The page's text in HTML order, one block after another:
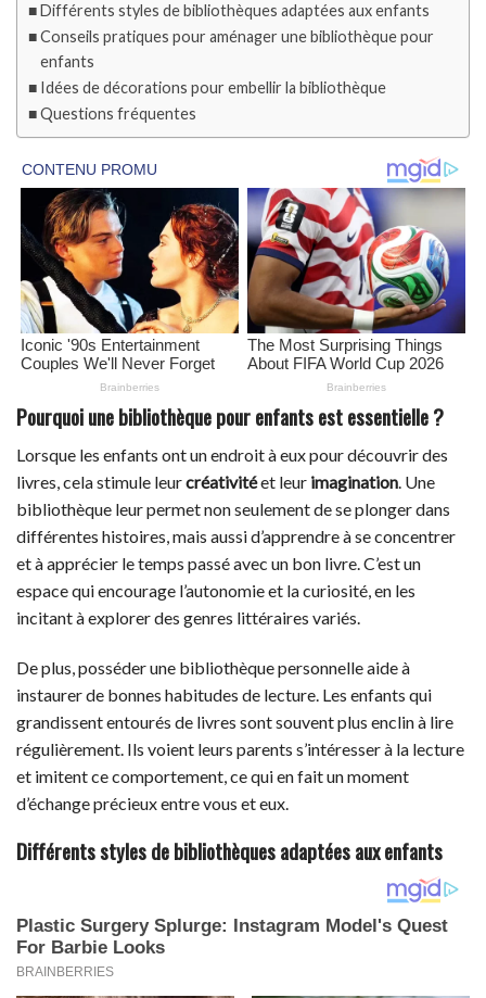
Différents styles de bibliothèques adaptées aux enfants
Conseils pratiques pour aménager une bibliothèque pour
enfants
Idées de décorations pour embellir la bibliothèque
Questions fréquentes
Pourquoi une bibliothèque pour enfants est essentielle ?
Lorsque les enfants ont un endroit à eux pour découvrir des
livres, cela stimule leurcréativitéet leur imagination . Une
bibliothèque leur permet non seulement de se plonger dans
différentes histoires, mais aussi d’apprendre à se concentrer
et à apprécier le temps passé avec un bon livre. C’est un
espace qui encourage l’autonomie et la curiosité, en les
incitant à explorer des genres littéraires variés.
De plus, posséder une bibliothèque personnelle aide à
instaurer de bonnes habitudes de lecture. Les enfants qui
grandissent entourés de livres sont souvent plus enclin à lire
régulièrement. Ils voient leurs parents s’intéresser à la lecture
et imitent ce comportement, ce qui en fait un moment
d’échange précieux entre vous et eux.
Différents styles de bibliothèques adaptées aux enfants